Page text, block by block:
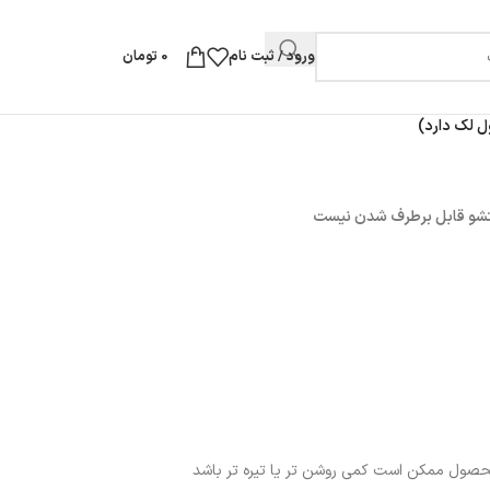
ورود / ثبت نام 0 تومان
لک دارد)
قابل برطرف شدن نیست
ممکن است کمی روشن تر یا تیره تر باشد